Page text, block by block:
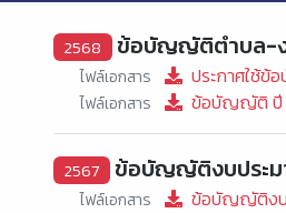
2568 ข้อบัญญัติตำบล-ง
ไฟล์เอกสาร ประกาศใช้
ไฟล์เอกสาร ข้อบัญญัติ ปี
2567 ข้อบัญญัติงบประม
ไฟล์เอกสาร ข้อบัญญัติงบ